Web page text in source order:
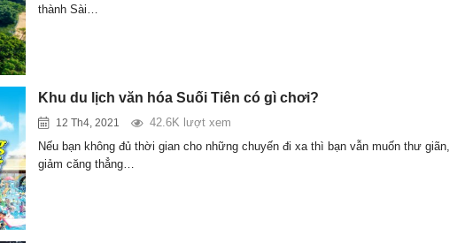
thành Sài…
Khu du lịch văn hóa Suối Tiên có gì chơi?
12 Th4, 2021
42.6K lượt xem
Nếu bạn không đủ thời gian cho những chuyến đi xa thì bạn vẫn muốn thư giãn,
giảm căng thẳng…